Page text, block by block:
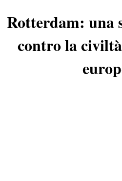
Rotterdam: una
contro la